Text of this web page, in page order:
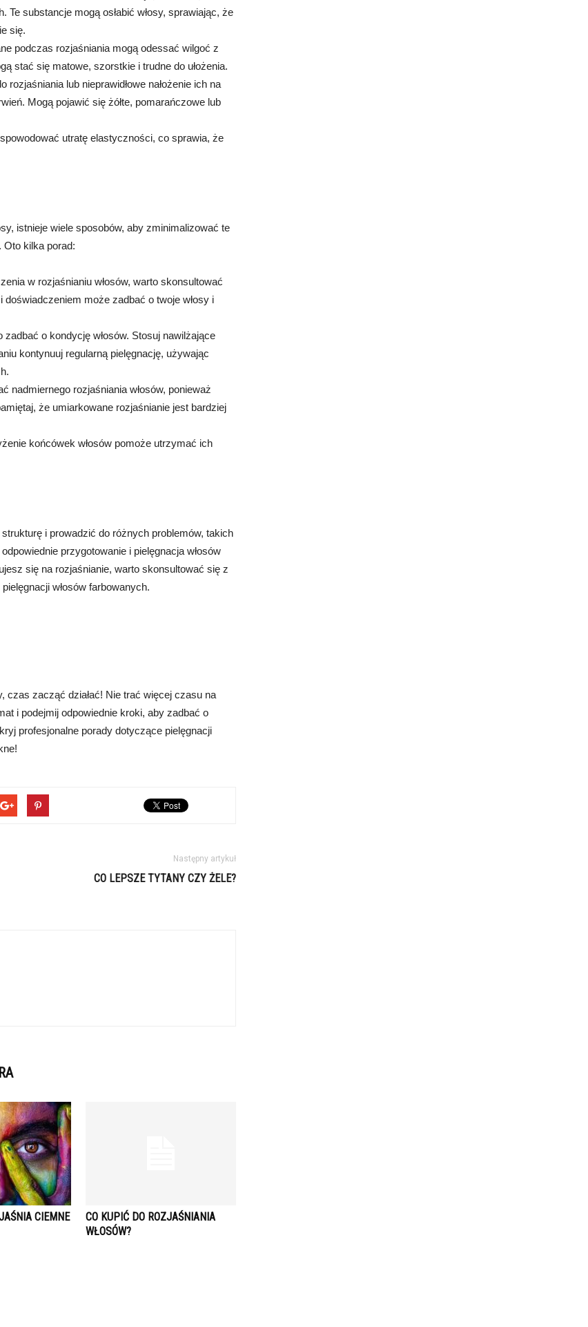
substancje mogą osłabić włosy, sprawiając, że
się.
podczas rozjaśniania mogą odessać wilgoć z
stać się matowe, szorstkie i trudne do ułożenia.
rozjaśniania lub nieprawidłowe nałożenie ich na
Mogą pojawić się żółte, pomarańczowe lub
utratę elastyczności, co sprawia, że
istnieje wiele sposobów, aby zminimalizować te
Oto kilka porad:
w rozjaśnianiu włosów, warto skonsultować
może zadbać o twoje włosy i
o kondycję włosów. Stosuj nawilżające
kontynuuj regularną pielęgnację, używając
nadmiernego rozjaśniania włosów, ponieważ
że umiarkowane rozjaśnianie jest bardziej
końcówek włosów pomoże utrzymać ich
i prowadzić do różnych problemów, takich
przygotowanie i pielęgnacja włosów
się na rozjaśnianie, warto skonsultować się z
włosów farbowanych.
czas zacząć działać! Nie trać więcej czasu na
i podejmij odpowiednie kroki, aby zadbać o
profesjonalne porady dotyczące pielęgnacji
Następny artykuł
CO LEPSZE TYTANY CZY ŻELE?
CIEMNE
CO KUPIĆ DO ROZJAŚNIANIA
WŁOSÓW?